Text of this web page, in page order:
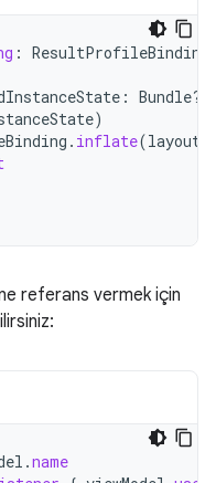
: ResultProfileBinding
: Bundle?)
)
. inflate(
referans vermek için
.name